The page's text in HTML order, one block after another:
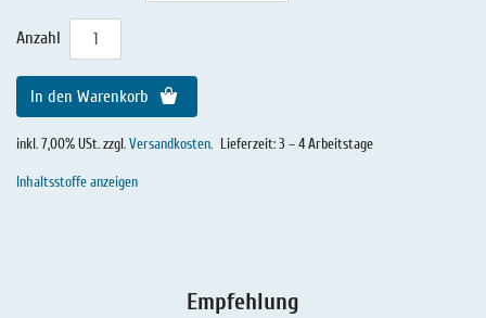
Anzahl
In den Warenkorb
inkl. 7,00% USt. zzgl.Versandkosten. Lieferzeit: 3 – 4 Arbeitstage
Inhaltsstoffe anzeigen
Empfehlung